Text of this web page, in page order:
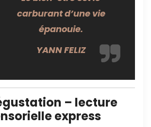
carburant d’une vie
épanouie.
YANN FELIZ
– lecture
express